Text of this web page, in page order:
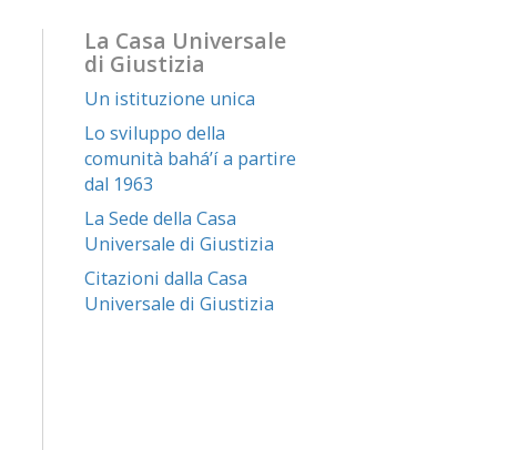
La Casa Universale
di Giustizia
Un istituzione unica
Lo sviluppo della
comunità bahá’í a partire
dal 1963
La Sede della Casa
Universale di Giustizia
Citazioni dalla Casa
Universale di Giustizia